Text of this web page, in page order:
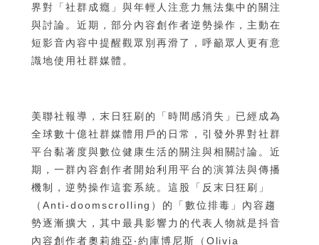
界對「社群成癮」與年輕人注意力無法集中的關注
與討論。近期，部分內容創作者逆勢操作，主動在
短影音內容中提醒觀眾別再滑了，呼籲眾人更有意
識地使用社群媒體。
美聯社報導，末日狂刷的「時間感消失」已經成為
全球數十億社群媒體用戶的日常，引發外界對社群
平台黏著度與數位健康生活的關注與相關討論。近
期，一群內容創作者開始利用平台的演算法與傳播
機制，逆勢操作這套系統。這股「反末日狂刷」
（Anti-doomscrolling）的「數位排毒」內容趨
勢逐漸擴大，其中最具影響力的代表人物就是抖音
內容創作者奧莉維亞‧約庫博尼斯（Olivia